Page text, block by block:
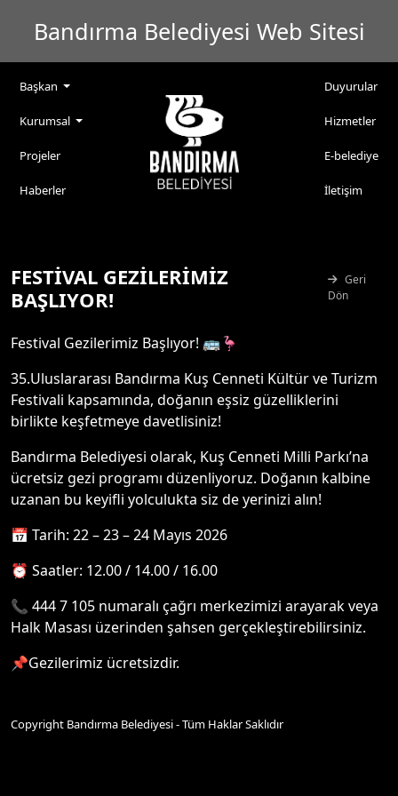
Bandırma Belediyesi Web Sitesi
Başkan
Kurumsal
Projeler
Haberler
Duyurular
Hizmetler
E-belediye
İletişim
FESTİVAL GEZİLERİMİZ
BAŞLIYOR!
Geri
Dön
Festival Gezilerimiz Başlıyor! 🚌🦩
35.Uluslararası Bandırma Kuş Cenneti Kültür ve Turizm
Festivali kapsamında, doğanın eşsiz güzelliklerini
birlikte keşfetmeye davetlisiniz!
Bandırma Belediyesi olarak, Kuş Cenneti Milli Parkı’na
ücretsiz gezi programı düzenliyoruz. Doğanın kalbine
uzanan bu keyifli yolculukta siz de yerinizi alın!
📅 Tarih: 22 – 23 – 24 Mayıs 2026
⏰ Saatler: 12.00 / 14.00 / 16.00
📞 444 7 105 numaralı çağrı merkezimizi arayarak veya
Halk Masası üzerinden şahsen gerçekleştirebilirsiniz.
📌Gezilerimiz ücretsizdir.
Copyright Bandırma Belediyesi - Tüm Haklar Saklıdır